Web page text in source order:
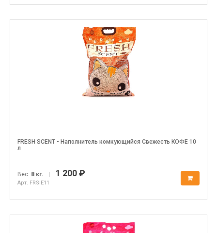
FRESH SCENT - Наполнитель комкующийся Свежесть КОФЕ 10
л
Вес: 8 кг. | 1 200 ₽
Арт. FRSIE11